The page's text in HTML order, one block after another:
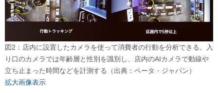
図2：店内に設置したカメラを使って消費者の行動を分析できる。入
り口のカメラでは年齢層と性別を識別し、店内のAIカメラで動線や
立ち止まった時間などを計測する（出典：ベータ・ジャパン）
拡大画像表示